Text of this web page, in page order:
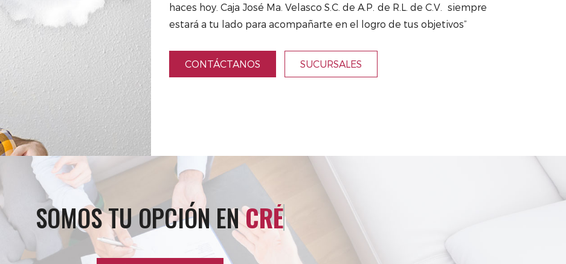
haces hoy. Caja José Ma. Velasco S.C. de A.P. de R.L. de C.V. siempre
estará a tu lado para acompañarte en el logro de tus objetivos”
CONTÁCTANOS SUCURSALES
SOMOS TU OPCIÓN ENINVERSIÓN